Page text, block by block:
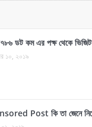
ডট কম এর পক্ষ থেকে
১০, ২০১৯
Post কি তা জেনে